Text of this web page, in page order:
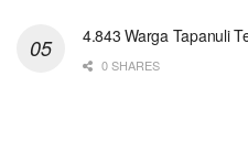
4.843 Warga Tapanuli
0 SHARES